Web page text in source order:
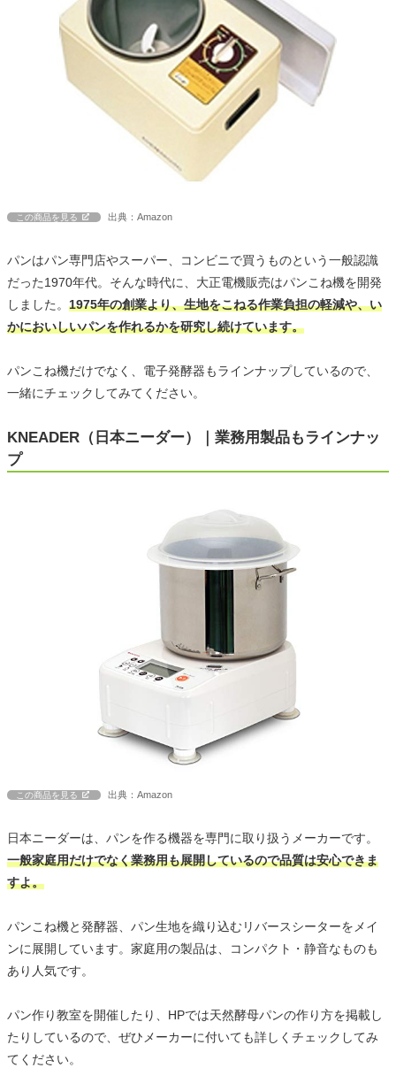
この商品を見る 出典：Amazon
パンはパン専門店やスーパー、コンビニで買うものという一般認識
だった1970年代。そんな時代に、大正電機販売はパンこね機を開発
しました。 1975年の創業より、生地をこねる作業負担の軽減や、い
かにおいしいパンを作れるかを研究し続けています。
パンこね機だけでなく、電子発酵器もラインナップしているので、
一緒にチェックしてみてください。
KNEADER（日本ニーダー）｜業務用製品もラインナッ
プ
この商品を見る 出典：Amazon
日本ニーダーは、パンを作る機器を専門に取り扱うメーカーです。
一般家庭用だけでなく業務用も展開しているので品質は安心できま
すよ。
パンこね機と発酵器、パン生地を織り込むリバースシーターをメイ
ンに展開しています。家庭用の製品は、コンパクト・静音なものも
あり人気です。
パン作り教室を開催したり、HPでは天然酵母パンの作り方を掲載し
たりしているので、ぜひメーカーに付いても詳しくチェックしてみ
てください。